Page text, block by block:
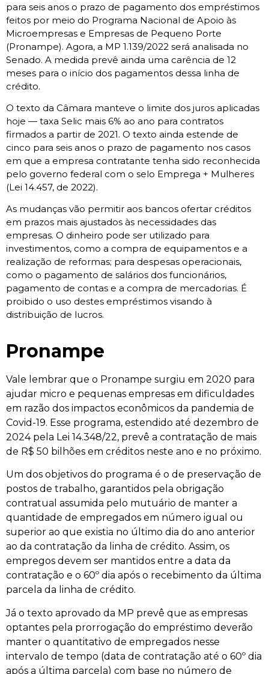
para seis anos o prazo de pagamento dos empréstimos
feitos por meio do Programa Nacional de Apoio às
Microempresas e Empresas de Pequeno Porte
(Pronampe). Agora, a MP 1.139/2022 será analisada no
Senado. A medida prevê ainda uma carência de 12
meses para o início dos pagamentos dessa linha de
crédito.
O texto da Câmara manteve o limite dos juros aplicadas
hoje — taxa Selic mais 6% ao ano para contratos
firmados a partir de 2021. O texto ainda estende de
cinco para seis anos o prazo de pagamento nos casos
em que a empresa contratante tenha sido reconhecida
pelo governo federal com o selo Emprega + Mulheres
(Lei 14.457, de 2022).
As mudanças vão permitir aos bancos ofertar créditos
em prazos mais ajustados às necessidades das
empresas. O dinheiro pode ser utilizado para
investimentos, como a compra de equipamentos e a
realização de reformas; para despesas operacionais,
como o pagamento de salários dos funcionários,
pagamento de contas e a compra de mercadorias. É
proibido o uso destes empréstimos visando à
distribuição de lucros.
Pronampe
Vale lembrar que o Pronampe surgiu em 2020 para
ajudar micro e pequenas empresas em dificuldades
em razão dos impactos econômicos da pandemia de
Covid-19. Esse programa, estendido até dezembro de
2024 pela Lei 14.348/22, prevê a contratação de mais
de R$ 50 bilhões em créditos neste ano e no próximo.
Um dos objetivos do programa é o de preservação de
postos de trabalho, garantidos pela obrigação
contratual assumida pelo mutuário de manter a
quantidade de empregados em número igual ou
superior ao que existia no último dia do ano anterior
ao da contratação da linha de crédito. Assim, os
empregos devem ser mantidos entre a data da
contratação e o 60º dia após o recebimento da última
parcela da linha de crédito.
Já o texto aprovado da MP prevê que as empresas
optantes pela prorrogação do empréstimo deverão
manter o quantitativo de empregados nesse
intervalo de tempo (data de contratação até o 60º dia
após a última parcela) com base no número de